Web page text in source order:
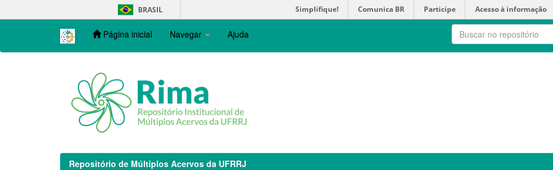
navigation
BRASIL Simplifique! Comunica BR Participe Acesso à informação
Página inicial Navegar Ajuda
Repositório de Múltiplos Acervos da UFRRJ